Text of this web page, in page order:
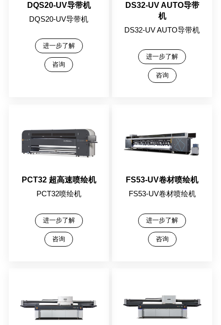
DQS20-UV导带机
DQS20-UV导带机
进一步了解
咨询
DS32-UV AUTO导带
机
DS32-UV AUTO导带机
进一步了解
咨询
PCT32 超高速喷绘机
PCT32喷绘机
进一步了解
咨询
FS53-UV卷材喷绘机
FS53-UV卷材喷绘机
进一步了解
咨询